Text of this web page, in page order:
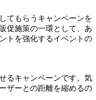
てもらうキャンペーンを
促施策の一環として、あ
トを強化するイベントの
るキャンペーンです。気
ザーとの距離を縮めるの